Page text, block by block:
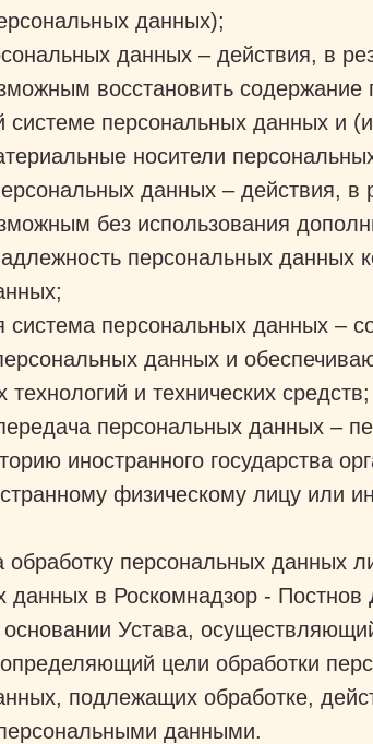
данных);
данных – действия, в
восстановить
персональных данных и
носители
данных – действия, в
без использования
персональных данных
персональных данных –
данных и
и технических средств;
персональных данных –
иностранного государства
физическому лицу или
обработку персональных данных
данных в Роскомнадзор -
Устава,
цели обработки
подлежащих обработке,
данными.